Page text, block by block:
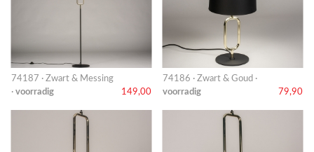
74187 · Zwart & Messing
· voorradig 149,00
74186 · Zwart & Goud ·
voorradig
79,90